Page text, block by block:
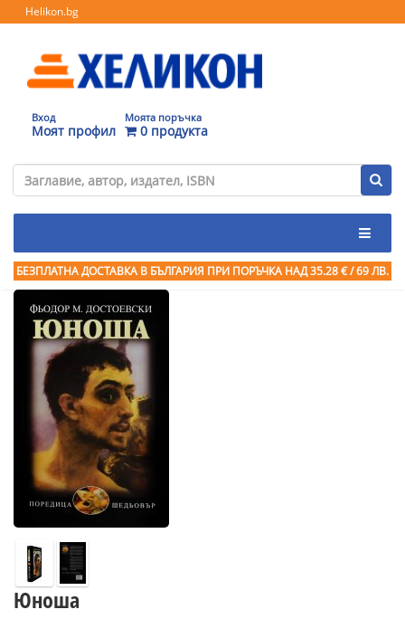
Helikon.bg
Вход
Моят профил
Моята поръчка
0 продукта
БЕЗПЛАТНА ДОСТАВКА В БЪЛГАРИЯ ПРИ ПОРЪЧКА НАД 35.28 € / 69 ЛВ.
Юноша